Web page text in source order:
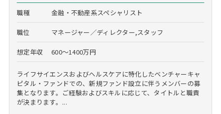
職種 金融・不動産系スペシャリスト
職位 マネージャー／ディレクター,スタッフ
想定年収 600～1400万円
ライフサイエンスおよびヘルスケアに特化したベンチャーキャ
ピタル・ファンドでの、新規ファンド設立に伴うメンバーの募
集となります。ご経験およびスキルに応じて、タイトルと職責
が決まります。...